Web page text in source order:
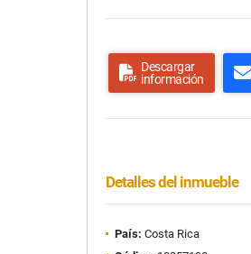
Descargar
información
Detalles del inmueble
País: Costa Rica